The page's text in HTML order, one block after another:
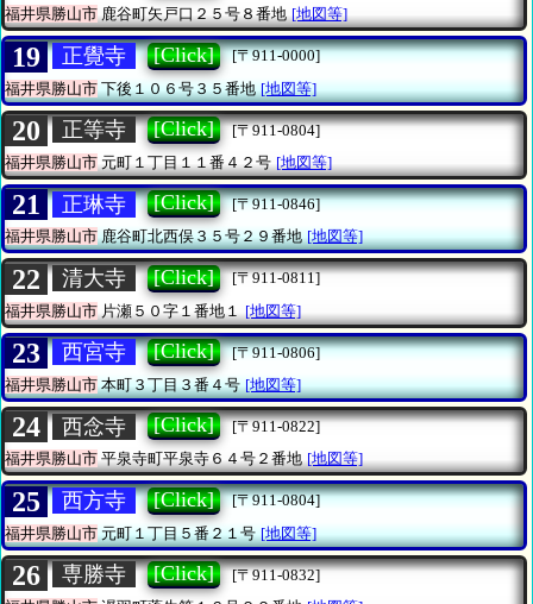
福井県勝山市鹿谷町矢戸口２５号８番地 [地図等]
19 正覺寺 [Click]
[〒911-0000]
福井県勝山市下後１０６号３５番地 [地図等]
20 正等寺 [Click]
[〒911-0804]
福井県勝山市 元町１丁目１１番４２号 [地図等]
21 正琳寺 [Click]
[〒911-0846]
福井県勝山市鹿谷町北西俣３５号２９番地 [地図等]
22 清大寺 [Click]
[〒911-0811]
福井県勝山市 片瀬５０字１番地１ [地図等]
23 西宮寺 [Click]
[〒911-0806]
福井県勝山市本町３丁目３番４号 [地図等]
24 西念寺 [Click]
[〒911-0822]
福井県勝山市平泉寺町平泉寺６４号２番地 [地図等]
25 西方寺 [Click]
[〒911-0804]
福井県勝山市元町１丁目５番２１号 [地図等]
26 専勝寺 [Click]
[〒911-0832]